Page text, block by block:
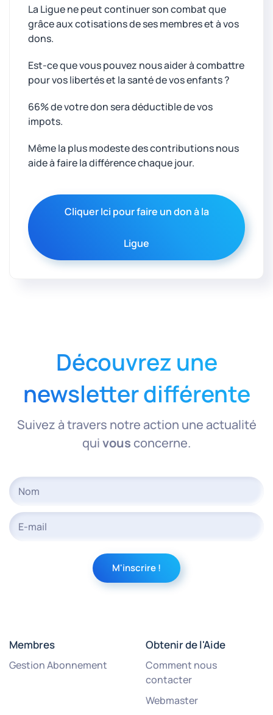
La Ligue ne peut continuer son combat que
grâce aux cotisations de ses membres et à vos
dons.
Est-ce que vous pouvez nous aider à combattre
pour vos libertés et la santé de vos enfants ?
66% de votre don sera déductible de vos
impots.
Même la plus modeste des contributions nous
aide à faire la différence chaque jour.
Cliquer Ici pour faire un don à la
Ligue
Découvrez une
newsletter différente
Suivez à travers notre action une actualité
quivousconcerne.
Membres
Gestion Abonnement
Obtenir de l'Aide
Comment nous
contacter
Webmaster